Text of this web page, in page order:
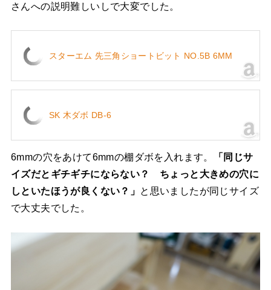
さんへの説明難しいしで大変でした。
スターエム 先三角ショートビット NO.5B 6MM
SK 木ダボ DB-6
6mmの穴をあけて6mmの棚ダボを入れます。
「同じサ
イズだとギチギチにならない？ ちょっと大きめの穴に
しといたほうが良くない？」 と思いましたが同じサイズ
で大丈夫でした。